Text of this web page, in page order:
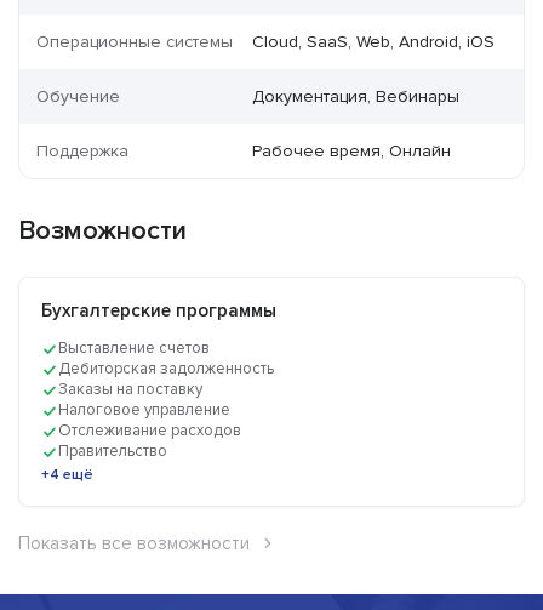
Операционные системы Cloud, SaaS, Web, Android, iOS
Обучение Документация, Вебинары
Поддержка Рабочее время, Онлайн
Возможности
Бухгалтерские программы
Выставление счетов
Дебиторская задолженность
Заказы на поставку
Налоговое управление
Отслеживание расходов
Правительство
+4 ещё
Показать все возможности